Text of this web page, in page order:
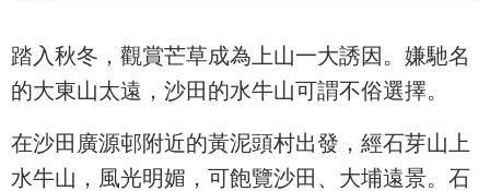
踏入秋冬，觀賞芒草成為上山一大誘因。嫌馳名
的大東山太遠，沙田的水牛山可謂不俗選擇。
在沙田廣源邨附近的黃泥頭村出發，經石芽山上
水牛山，風光明媚，可飽覽沙田、大埔遠景。石